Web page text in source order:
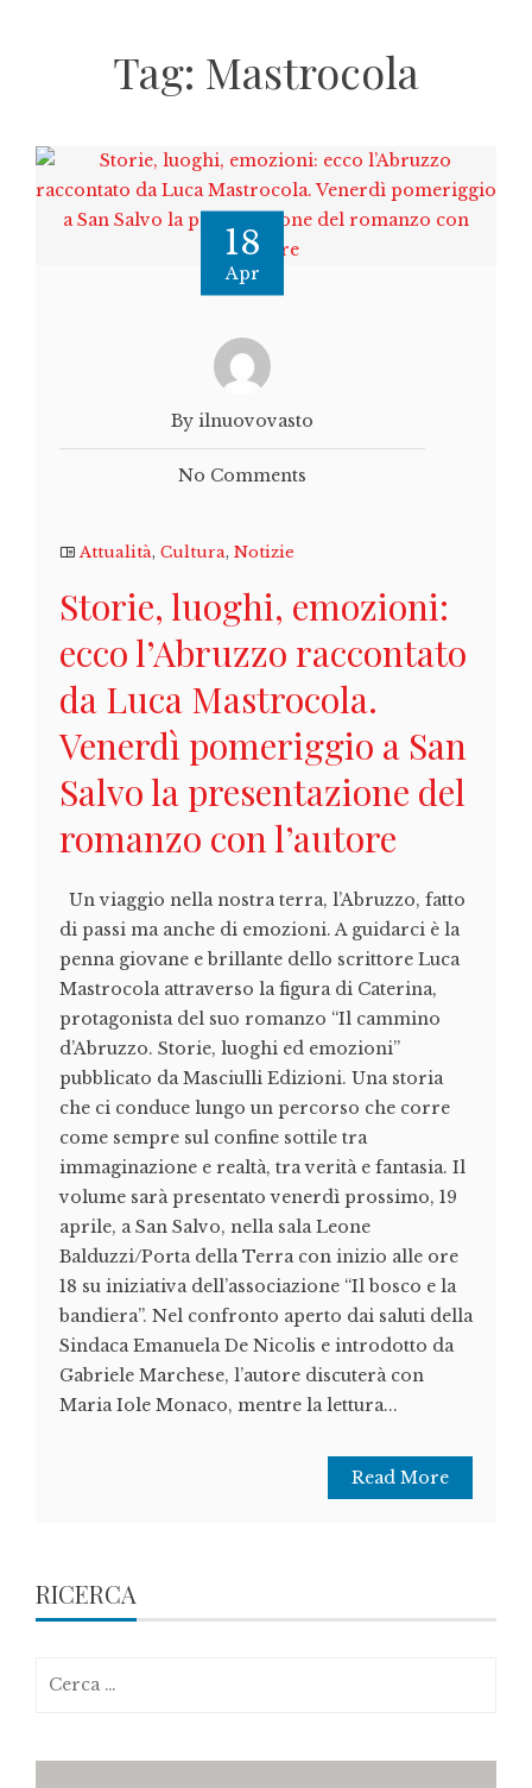
Tag: Mastrocola
18
Apr
By ilnuovovasto
No Comments
Attualità, Cultura, Notizie
Storie, luoghi, emozioni:
ecco l’Abruzzo raccontato
da Luca Mastrocola.
Venerdì pomeriggio a San
Salvo la presentazione del
romanzo con l’autore
Un viaggio nella nostra terra, l’Abruzzo, fatto
di passi ma anche di emozioni. A guidarci è la
penna giovane e brillante dello scrittore Luca
Mastrocola attraverso la figura di Caterina,
protagonista del suo romanzo “Il cammino
d’Abruzzo. Storie, luoghi ed emozioni”
pubblicato da Masciulli Edizioni. Una storia
che ci conduce lungo un percorso che corre
come sempre sul confine sottile tra
immaginazione e realtà, tra verità e fantasia. Il
volume sarà presentato venerdì prossimo, 19
aprile, a San Salvo, nella sala Leone
Balduzzi/Porta della Terra con inizio alle ore
18 su iniziativa dell’associazione “Il bosco e la
bandiera”. Nel confronto aperto dai saluti della
Sindaca Emanuela De Nicolis e introdotto da
Gabriele Marchese, l’autore discuterà con
Maria Iole Monaco, mentre la lettura...
Read More
RICERCA